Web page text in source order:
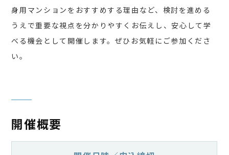
身用マンションをおすすめする理由など、検討を進める
うえで重要な視点を分かりやすくお伝えし、安心して学
べる機会として開催します。ぜひお気軽にご参加くださ
い。
開催概要